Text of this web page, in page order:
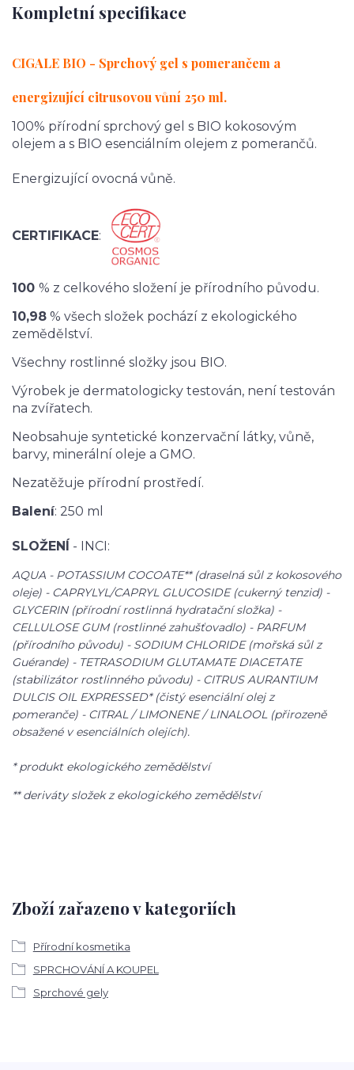
Kompletní specifikace
CIGALE BIO - Sprchový gel s pomerančem a
energizující citrusovou vůní 250 ml.
100% přírodní sprchový gel s BIO kokosovým
olejem a s BIO esenciálním olejem z pomerančů.
Energizující ovocná vůně.
CERTIFIKACE:
100 % z celkového složení je přírodního původu.
10,98 % všech složek pochází z ekologického
zemědělství.
Všechny rostlinné složky jsou BIO.
Výrobek je dermatologicky testován, není testován
na zvířatech.
Neobsahuje syntetické konzervační látky, vůně,
barvy, minerální oleje a GMO.
Nezatěžuje přírodní prostředí.
Balení: 250 ml
SLOŽENÍ - INCI:
AQUA - POTASSIUM COCOATE** (draselná sůl z kokosového
oleje) - CAPRYLYL/CAPRYL GLUCOSIDE (cukerný tenzid) -
GLYCERIN (přírodní rostlinná hydratační složka) -
CELLULOSE GUM (rostlinné zahušťovadlo) - PARFUM
(přírodního původu) - SODIUM CHLORIDE (mořská sůl z
Guérande) - TETRASODIUM GLUTAMATE DIACETATE
(stabilizátor rostlinného původu) - CITRUS AURANTIUM
DULCIS OIL EXPRESSED* (čistý esenciální olej z
pomeranče) - CITRAL / LIMONENE / LINALOOL (přirozeně
obsažené v esenciálních olejích).
* produkt ekologického zemědělství
** deriváty složek z ekologického zemědělství
Zboží zařazeno v kategoriích
Přírodní kosmetika
SPRCHOVÁNÍ A KOUPEL
Sprchové gely